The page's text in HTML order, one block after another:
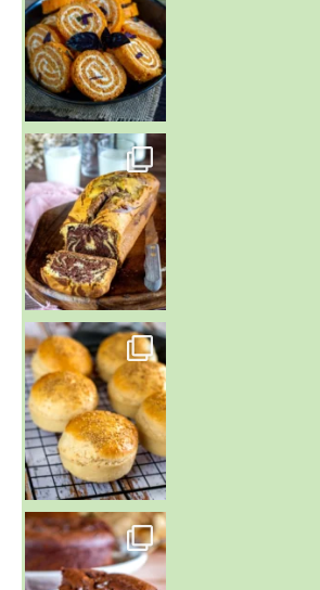
~ BUNS MAISON ~
Un peu de boulange par ici au
~ GÂTEAU FONDANT CHOCO NOISETTE ~
C'est lundi